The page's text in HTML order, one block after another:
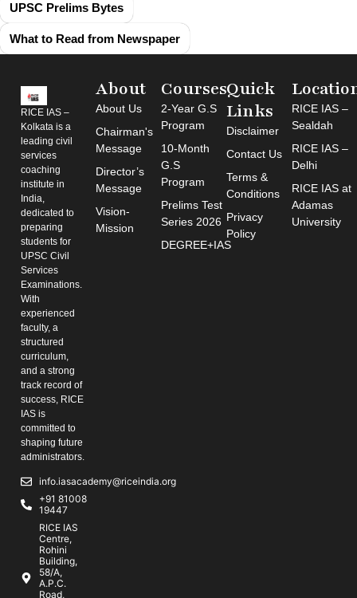
UPSC Prelims Bytes
What to Read from Newspaper
RICE IAS –
Kolkata is a
leading civil
services
coaching
institute in
India,
dedicated to
preparing
students for
UPSC Civil
Services
Examinations.
With
experienced
faculty, a
structured
curriculum,
and a strong
track record of
success, RICE
IAS is
committed to
shaping future
administrators.
info.iasacademy@riceindia.org
+91 81008
19447
RICE IAS
Centre,
Rohini
Building,
58/A,
A.P.C.
Road,
About
About Us
Chairman's
Message
Director’s
Message
Vision-
Mission
Courses
2-Year G.S
Program
10-Month
G.S
Program
Prelims Test
Series 2026
DEGREE+IAS
Quick
Links
Disclaimer
Contact Us
Terms &
Conditions
Privacy
Policy
RICE IAS –
Sealdah
RICE IAS –
Delhi
RICE IAS at
Adamas
University